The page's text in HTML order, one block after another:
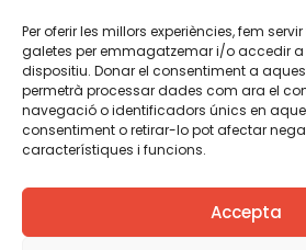
Per oferir les millors experiències, fem
galetes per emmagatzemar i/o accedir
dispositiu. Donar el consentiment a
permetrà processar dades com ara el
navegació o identificadors únics en
consentiment o retirar-lo pot afectar
característiques i funcions.
Accepta
TWT YTB IG FB IN
Aviso legalPolítica de cookies
Creemos que el conocimiento
utilizamos una licencia Creative
algún material indiquemos lo